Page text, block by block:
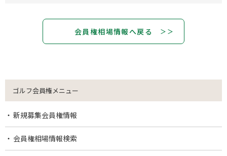
会員権相場情報へ戻る
ゴルフ会員権メニュー
新規募集会員権情報
会員権相場情報検索